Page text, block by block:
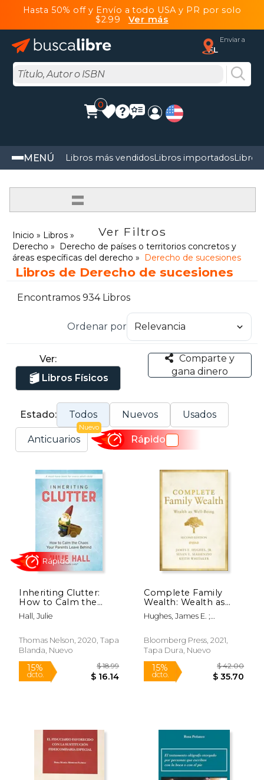
Hasta 50% off y Envío a todo USA y PR por solo
$2.99 Ver más
Enviar a
FL
0
MENÚ Libros más vendidosLibros importadosLibros
=
Ver Filtros
Inicio
Libros
Derecho
Derecho de países o territorios concretos y
áreas específicas del derecho
Derecho de sucesiones
Libros de Derecho de sucesiones
Encontramos 934 Libros
Ordenar por
Ver:
Libros Físicos
Comparte y
gana dinero
Estado: Todos Nuevos Usados
Anticuarios
Nuevo
Rápido
Inheriting Clutter:
How to Calm the
Chaos Your Parents
Leave Behind (en
Hall, Julie
Thomas Nelson, 2020, Tapa
Blanda, Nuevo
15%
Complete Family
Wealth: Wealth as
Well-Being (en
Inglés)
Hughes, James E. ;
Massenzio, Susan E.
Bloomberg Press, 2021,
Tapa Dura, Nuevo
15%
dcto.